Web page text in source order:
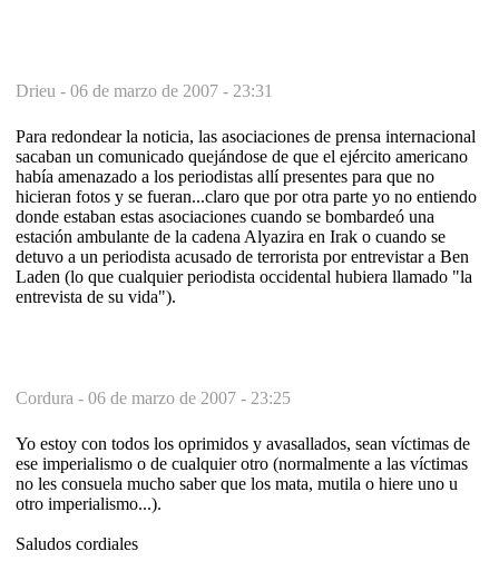
Drieu - 06 de marzo de 2007 - 23:31
Para redondear la noticia, las asociaciones de prensa internacional
sacaban un comunicado quejándose de que el ejército americano
había amenazado a los periodistas allí presentes para que no
hicieran fotos y se fueran...claro que por otra parte yo no entiendo
donde estaban estas asociaciones cuando se bombardeó una
estación ambulante de la cadena Alyazira en Irak o cuando se
detuvo a un periodista acusado de terrorista por entrevistar a Ben
Laden (lo que cualquier periodista occidental hubiera llamado "la
entrevista de su vida").
Cordura - 06 de marzo de 2007 - 23:25
Yo estoy con todos los oprimidos y avasallados, sean víctimas de
ese imperialismo o de cualquier otro (normalmente a las víctimas
no les consuela mucho saber que los mata, mutila o hiere uno u
otro imperialismo...).
Saludos cordiales